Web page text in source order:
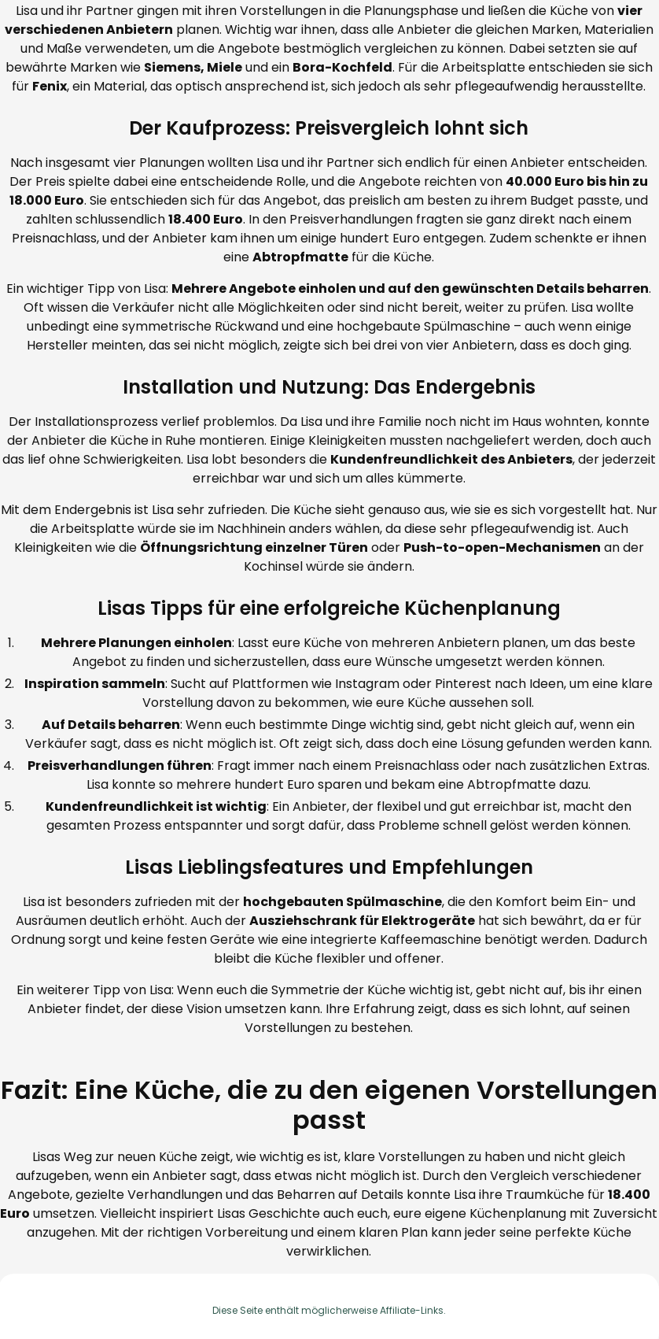
Lisa und ihr Partner gingen mit ihren Vorstellungen in die Planungsphase und ließen die Küche vonvier
verschiedenen Anbietern planen. Wichtig war ihnen, dass alle Anbieter die gleichen Marken, Materialien
und Maße verwendeten, um die Angebote bestmöglich vergleichen zu können. Dabei setzten sie auf
bewährte Marken wie Siemens, Mieleund ein Bora-Kochfeld. Für die Arbeitsplatte entschieden sie sich
für Fenix, ein Material, das optisch ansprechend ist, sich jedoch als sehr pflegeaufwendig herausstellte.
Der Kaufprozess: Preisvergleich lohnt sich
Nach insgesamt vier Planungen wollten Lisa und ihr Partner sich endlich für einen Anbieter entscheiden.
Der Preis spielte dabei eine entscheidende Rolle, und die Angebote reichten von 40.000 Euro bis hin zu
18.000 Euro. Sie entschieden sich für das Angebot, das preislich am besten zu ihrem Budget passte, und
zahlten schlussendlich18.400 Euro. In den Preisverhandlungen fragten sie ganz direkt nach einem
Preisnachlass, und der Anbieter kam ihnen um einige hundert Euro entgegen. Zudem schenkte er ihnen
eineAbtropfmatte für die Küche.
Ein wichtiger Tipp von Lisa: Mehrere Angebote einholen und auf den gewünschten Details beharren.
Oft wissen die Verkäufer nicht alle Möglichkeiten oder sind nicht bereit, weiter zu prüfen. Lisa wollte
unbedingt eine symmetrische Rückwand und eine hochgebaute Spülmaschine – auch wenn einige
Hersteller meinten, das sei nicht möglich, zeigte sich bei drei von vier Anbietern, dass es doch ging.
Installation und Nutzung: Das Endergebnis
Der Installationsprozess verlief problemlos. Da Lisa und ihre Familie noch nicht im Haus wohnten, konnte
der Anbieter die Küche in Ruhe montieren. Einige Kleinigkeiten mussten nachgeliefert werden, doch auch
das lief ohne Schwierigkeiten. Lisa lobt besonders die Kundenfreundlichkeit des Anbieters, der jederzeit
erreichbar war und sich um alles kümmerte.
Mit dem Endergebnis ist Lisa sehr zufrieden. Die Küche sieht genauso aus, wie sie es sich vorgestellt hat. Nur
die Arbeitsplatte würde sie im Nachhinein anders wählen, da diese sehr pflegeaufwendig ist. Auch
Kleinigkeiten wie die Öffnungsrichtung einzelner Türen oder Push-to-open-Mechanismen an der
Kochinsel würde sie ändern.
Lisas Tipps für eine erfolgreiche Küchenplanung
Mehrere Planungen einholen: Lasst eure Küche von mehreren Anbietern planen, um das beste
Angebot zu finden und sicherzustellen, dass eure Wünsche umgesetzt werden können.
Inspiration sammeln: Sucht auf Plattformen wie Instagram oder Pinterest nach Ideen, um eine klare
Vorstellung davon zu bekommen, wie eure Küche aussehen soll.
Auf Details beharren: Wenn euch bestimmte Dinge wichtig sind, gebt nicht gleich auf, wenn ein
Verkäufer sagt, dass es nicht möglich ist. Oft zeigt sich, dass doch eine Lösung gefunden werden kann.
Preisverhandlungen führen: Fragt immer nach einem Preisnachlass oder nach zusätzlichen Extras.
Lisa konnte so mehrere hundert Euro sparen und bekam eine Abtropfmatte dazu.
Kundenfreundlichkeit ist wichtig: Ein Anbieter, der flexibel und gut erreichbar ist, macht den
gesamten Prozess entspannter und sorgt dafür, dass Probleme schnell gelöst werden können.
Lisas Lieblingsfeatures und Empfehlungen
Lisa ist besonders zufrieden mit der hochgebauten Spülmaschine, die den Komfort beim Ein- und
Ausräumen deutlich erhöht. Auch derAusziehschrank für Elektrogeräte hat sich bewährt, da er für
Ordnung sorgt und keine festen Geräte wie eine integrierte Kaffeemaschine benötigt werden. Dadurch
bleibt die Küche flexibler und offener.
Ein weiterer Tipp von Lisa: Wenn euch die Symmetrie der Küche wichtig ist, gebt nicht auf, bis ihr einen
Anbieter findet, der diese Vision umsetzen kann. Ihre Erfahrung zeigt, dass es sich lohnt, auf seinen
Vorstellungen zu bestehen.
Fazit: Eine Küche, die zu den eigenen Vorstellungen
passt
Lisas Weg zur neuen Küche zeigt, wie wichtig es ist, klare Vorstellungen zu haben und nicht gleich
aufzugeben, wenn ein Anbieter sagt, dass etwas nicht möglich ist. Durch den Vergleich verschiedener
Angebote, gezielte Verhandlungen und das Beharren auf Details konnte Lisa ihre Traumküche für18.400
Euro umsetzen. Vielleicht inspiriert Lisas Geschichte auch euch, eure eigene Küchenplanung mit Zuversicht
anzugehen. Mit der richtigen Vorbereitung und einem klaren Plan kann jeder seine perfekte Küche
verwirklichen.
Diese Seite enthält möglicherweise Affiliate-Links.